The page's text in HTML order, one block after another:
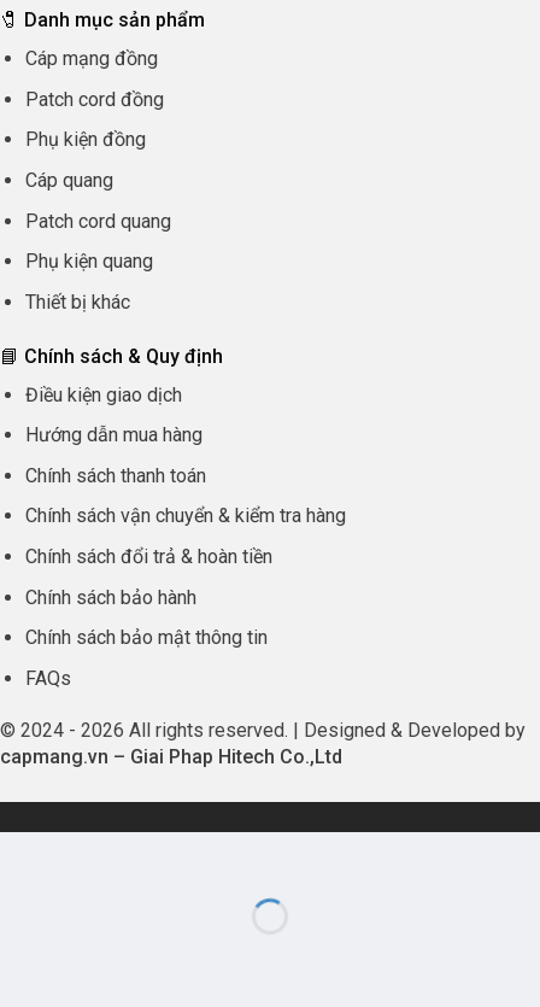
🧷 Danh mục sản phẩm
Cáp mạng đồng
Patch cord đồng
Phụ kiện đồng
Cáp quang
Patch cord quang
Phụ kiện quang
Thiết bị khác
📘 Chính sách & Quy định
Điều kiện giao dịch
Hướng dẫn mua hàng
Chính sách thanh toán
Chính sách vận chuyển & kiểm tra hàng
Chính sách đổi trả & hoàn tiền
Chính sách bảo hành
Chính sách bảo mật thông tin
FAQs
© 2024 - 2026 All rights reserved. | Designed & Developed by
capmang.vn – Giai Phap Hitech Co.,Ltd